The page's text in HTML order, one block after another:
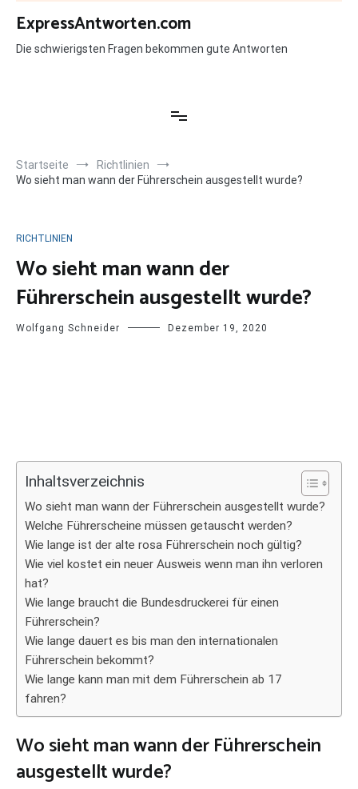
Zum
Inhalt
springen
ExpressAntworten.com
Die schwierigsten Fragen bekommen gute Antworten
Startseite
Richtlinien
Wo sieht man wann der Führerschein ausgestellt wurde?
RICHTLINIEN
Wo sieht man wann der
Führerschein ausgestellt wurde?
Wolfgang Schneider Dezember 19, 2020
Inhaltsverzeichnis
Wo sieht man wann der Führerschein ausgestellt wurde?
Welche Führerscheine müssen getauscht werden?
Wie lange ist der alte rosa Führerschein noch gültig?
Wie viel kostet ein neuer Ausweis wenn man ihn verloren
hat?
Wie lange braucht die Bundesdruckerei für einen
Führerschein?
Wie lange dauert es bis man den internationalen
Führerschein bekommt?
Wie lange kann man mit dem Führerschein ab 17
fahren?
Wo sieht man wann der Führerschein
ausgestellt wurde?